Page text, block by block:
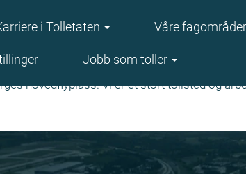
i Tolletaten Våre fagområder
Jobb som toller
hovedflyplass. Vi er et stort tollsted og